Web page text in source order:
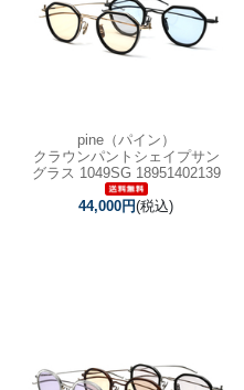
pine（パイン）
クラウンパントシェイプサン
グラス 1049SG 18951402139
44,000円(税込)